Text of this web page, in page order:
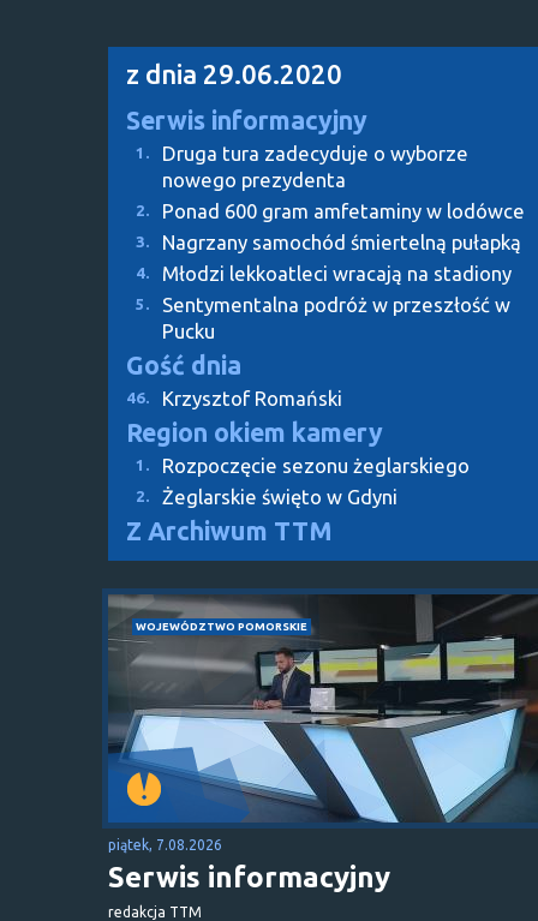
z dnia 29.06.2020
Serwis informacyjny
1.
Druga tura zadecyduje o wyborze
nowego prezydenta
2. Ponad 600 gram amfetaminy w lodówce
3. Nagrzany samochód śmiertelną pułapką
4. Młodzi lekkoatleci wracają na stadiony
5.
Sentymentalna podróż w przeszłość w
Pucku
Gość dnia
46. Krzysztof Romański
Region okiem kamery
1. Rozpoczęcie sezonu żeglarskiego
2. Żeglarskie święto w Gdyni
Z Archiwum TTM
WOJEWÓDZTWO POMORSKIE
piątek, 7.08.2026
Serwis informacyjny
redakcja TTM